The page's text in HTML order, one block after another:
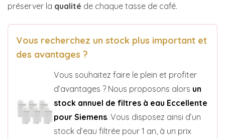
préserver la qualité de chaque tasse de café.
Vous recherchez un stock plus important et
des avantages ?
Vous souhaitez faire le plein et profiter
d’avantages ? Nous proposons alors un
stock annuel de filtres à eau Eccellente
pour Siemens. Vous disposez ainsi d’un
stock d’eau filtrée pour 1 an, à un prix